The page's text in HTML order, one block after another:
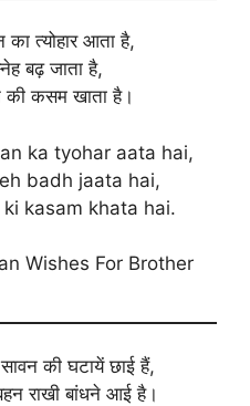
का त्योहार आता है,
बढ़ जाता है,
की कसम खाता है।
ka tyohar aata hai,
badh jaata hai,
kasam khata hai.
Wishes For Brother
की घटायें छाई हैं,
राखी बांधने आई है।